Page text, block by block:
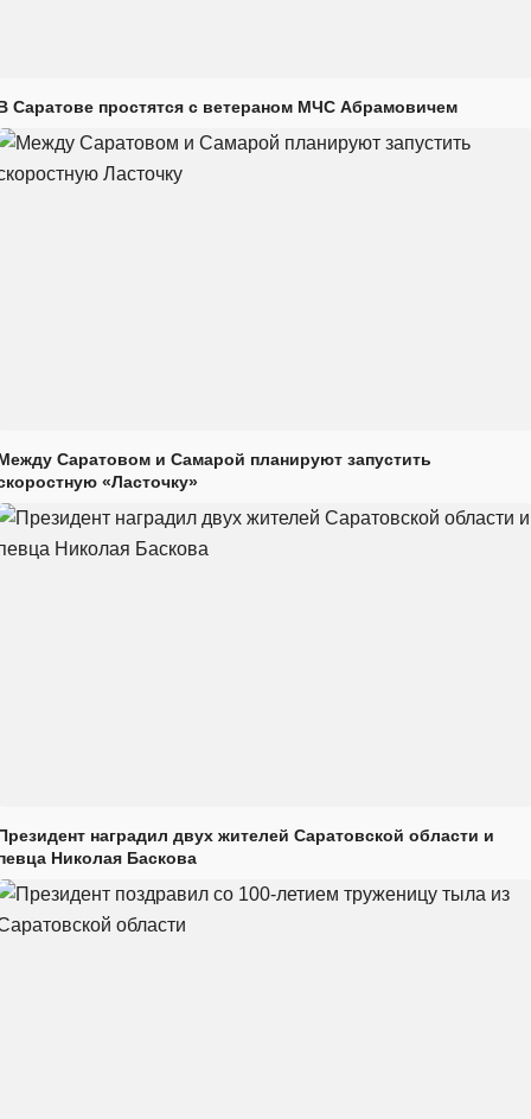
Саратове простятся с ветераном МЧС Абрамовичем
Саратовом и Самарой планируют запустить
«Ласточку»
наградил двух жителей Саратовской области и
Николая Баскова